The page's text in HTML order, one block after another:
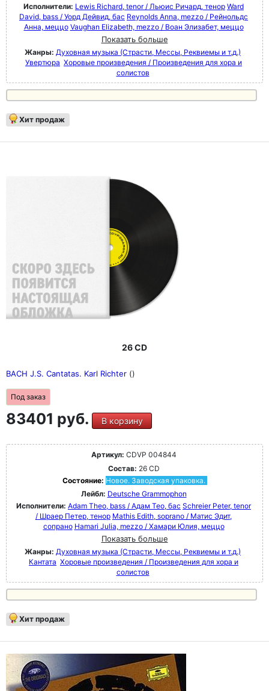
Исполнители: Lewis Richard, tenor / Льюис Ричард, тенор Ward
David, bass / Уорд Дейвид, бас Reynolds Anna, mezzo / Рейнольдс
Анна, меццо Vaughan Elizabeth, mezzo / Воан Элизабет, меццо
Показать больше
Жанры: Духовная музыка (Страсти, Мессы, Реквиемы и т.д.)
Увертюра Хоровые произведения / Произведения для хора и
солистов
Хит продаж
26 CD
BACH J.S. Cantatas. Karl Richter ()
Под заказ
83401 руб. В корзину
Артикул: CDVP 004844
Состав: 26 CD
Состояние: Новое. Заводская упаковка.
Лейбл: Deutsche Grammophon
Исполнители: Adam Theo, bass / Адам Тео, бас Schreier Peter, tenor
/ Шраер Петер, тенор Mathis Edith, soprano / Матис Эдит,
сопрано Hamari Julia, mezzo / Хамари Юлия, меццо
Показать больше
Жанры: Духовная музыка (Страсти, Мессы, Реквиемы и т.д.)
Кантата Хоровые произведения / Произведения для хора и
солистов
Хит продаж